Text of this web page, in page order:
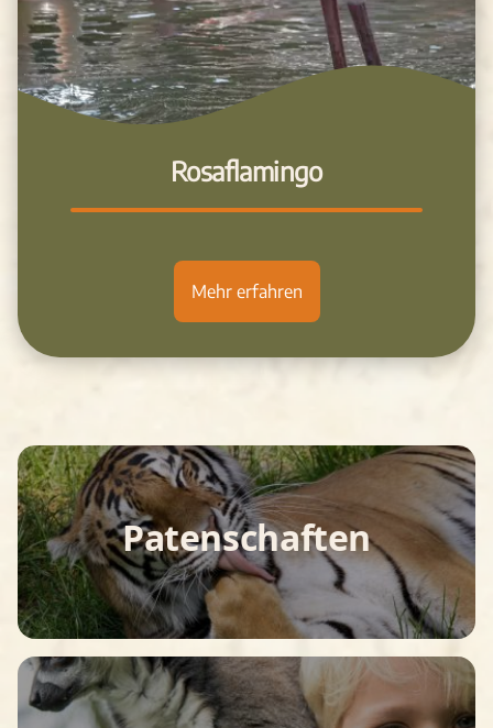
Rosaflamingo
Mehr erfahren
Patenschaften